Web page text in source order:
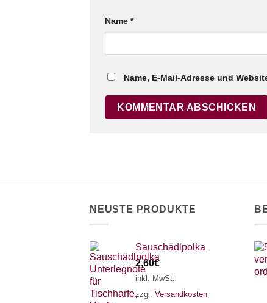
Name *
Name, E-Mail-Adresse und
NEUSTE PRODUKTE
Sauschädlpolka
2,60€
inkl. MwSt.
zzgl. Versandkosten